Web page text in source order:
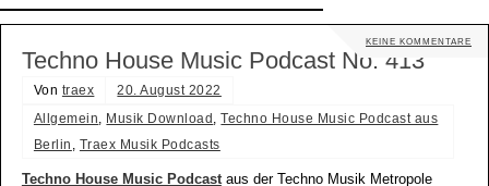
KEINE KOMMENTARE
Techno House Music Podcast No. 413
Von traex
20. August 2022
Allgemein, Musik Download ,Techno House Music Podcast aus
Berlin , Traex Musik Podcasts
Techno House Music Podcastaus der Techno Musik Metropole